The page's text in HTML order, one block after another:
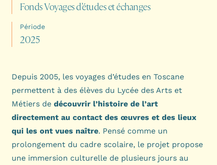
FondsVoyagesdétudesetéchanges
Période
2025
Depuis 2005, les voyages d’études en Toscane
permettent à des élèves du Lycée des Arts et
Métiers de découvrir l’histoire de l’art
directement au contact des œuvres et des lieux
qui les ont vues naître. Pensé comme un
prolongement du cadre scolaire, le projet propose
une immersion culturelle de plusieurs jours au